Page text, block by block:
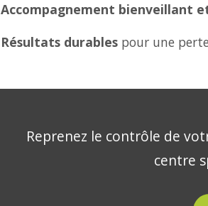
Accompagnement bienveillant
Résultats durables pour une
Reprenez le contrôle de
centre